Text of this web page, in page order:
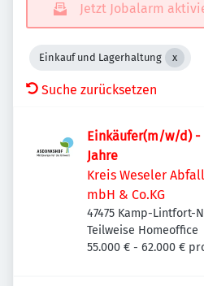
Jetzt Jobalarm
Einkauf und Lagerhaltung
Suche zurücksetzen
Einkäufer(m/w/d)
Jahre
Kreis Weseler
mbH & Co.KG
47475 Kamp-Lintfort-
Deutschland
Teilweise Homeoffice
55.000 € - 62.000 €